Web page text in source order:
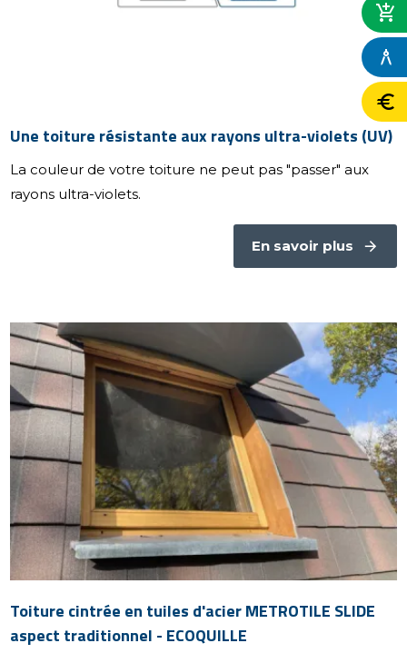
Une toiture résistante aux rayons ultra-violets (UV)
La couleur de votre toiture ne peut pas "passer" aux
rayons ultra-violets.
En savoir plus
Toiture cintrée en tuiles d'acier METROTILE SLIDE
aspect traditionnel - ECOQUILLE
add_shopping_cart
architecture
euro